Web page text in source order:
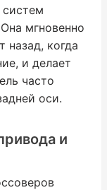
мгновенно
назад, когда
и делает
часто
оси.
и